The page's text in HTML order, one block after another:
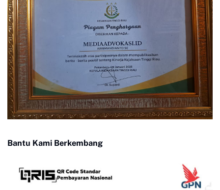
Bantu Kami Berkembang